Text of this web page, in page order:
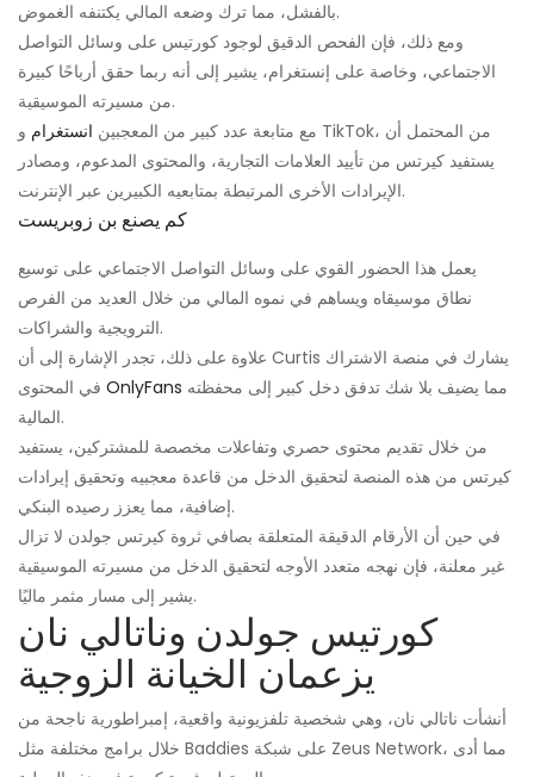
بالفشل، مما ترك وضعه المالي يكتنفه الغموض.
ومع ذلك، فإن الفحص الدقيق لوجود كورتيس على وسائل التواصل
الاجتماعي، وخاصة على إنستغرام، يشير إلى أنه ربما حقق أرباحًا كبيرة
من مسيرته الموسيقية.
مع متابعة عدد كبير من المعجبين انستغرام و TikTok، من المحتمل أن
يستفيد كيرتس من تأييد العلامات التجارية، والمحتوى المدعوم، ومصادر
الإيرادات الأخرى المرتبطة بمتابعيه الكبيرين عبر الإنترنت.
كم يصنع بن زوبريست
يعمل هذا الحضور القوي على وسائل التواصل الاجتماعي على توسيع
نطاق موسيقاه ويساهم في نموه المالي من خلال العديد من الفرص
الترويجية والشراكات.
علاوة على ذلك، تجدر الإشارة إلى أن Curtis يشارك في منصة الاشتراك
في المحتوى OnlyFans
المالية.
من خلال تقديم محتوى حصري وتفاعلات مخصصة للمشتركين، يستفيد
كيرتس من هذه المنصة لتحقيق الدخل من قاعدة معجبيه وتحقيق إيرادات
إضافية، مما يعزز رصيده البنكي.
في حين أن الأرقام الدقيقة المتعلقة بصافي ثروة كيرتس جولدن لا تزال
غير معلنة، فإن نهجه متعدد الأوجه لتحقيق الدخل من مسيرته الموسيقية
يشير إلى مسار مثمر ماليًا.
كورتيس جولدن وناتالي نان
يزعمان الخيانة الزوجية
أنشأت ناتالي نان، وهي شخصية تلفزيونية واقعية، إمبراطورية ناجحة من
خلال برامج مختلفة مثل Baddies على شبكة Zeus Network، مما أدى